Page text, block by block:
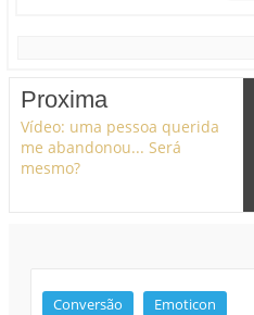
Proxima
Vídeo: uma pessoa querida
me abandonou... Será
mesmo?
Conversão Emoticon